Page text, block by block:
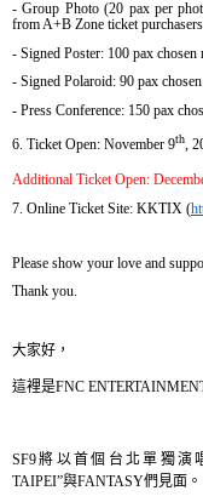
- Group Photo (20 pax per
from A+B Zone ticket purchasers
- Signed Poster: 100 pax
- Signed Polaroid: 90 pax
- Press Conference: 150 pax
6. Ticket Open: November 9th,
Additional Ticket Open:
7. Online Ticket Site: KKTIX (
Please show your love and
Thank you.
大家好，
這裡是FNC
SF9將以首個台北單獨演
TAIPEI”與FANTASY們見面。